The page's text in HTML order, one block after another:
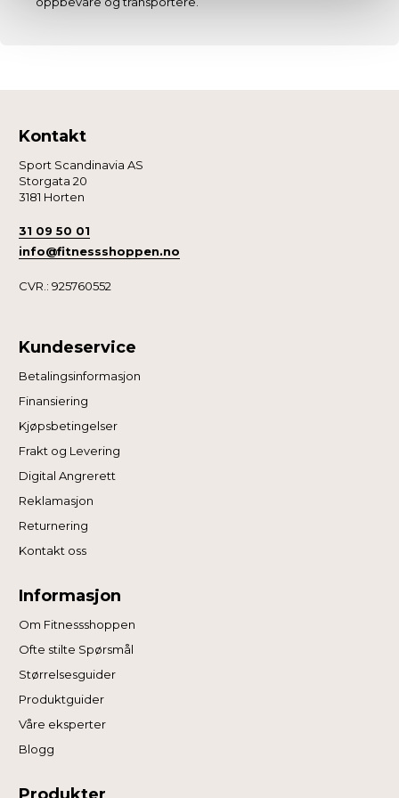
Kontakt
Sport Scandinavia AS
Storgata 20
3181 Horten
31 09 50 01
info@fitnessshoppen.no
CVR.: 925760552
Kundeservice
Betalingsinformasjon
Finansiering
Kjøpsbetingelser
Frakt og Levering
Digital Angrerett
Reklamasjon
Returnering
Kontakt oss
Informasjon
Om Fitnessshoppen
Ofte stilte Spørsmål
Størrelsesguider
Produktguider
Våre eksperter
Blogg